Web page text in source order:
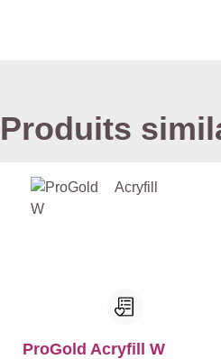
Produits
ProGold Acryfill W